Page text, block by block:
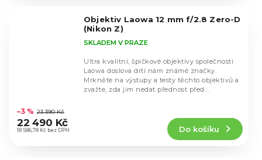
Objektiv Laowa 12 mm f/2.8 Zero-D
(Nikon Z)
hodnocení
produktu
je
SKLADEM V PRAZE
18 586,78 Kč bez DPH
–3 % 23 390 Kč
22 490 Kč
Do košíku
Ultra kvalitní, špičkové objektivy společnosti
Laowa doslova drtí nám známé značky.
Mrkněte na výstupy a testy těchto objektivů a
zvažte, zda jim nedat přednost před...